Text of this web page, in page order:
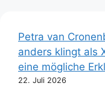
Petra van
anders klingt als
eine mögliche
22. Juli 2026